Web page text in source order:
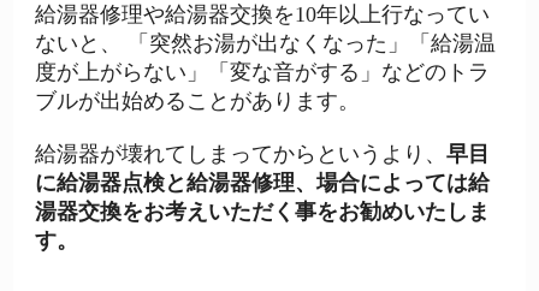
給湯器修理や給湯器交換を10年以上行なってい
ないと、 「突然お湯が出なくなった」「給湯温
度が上がらない」「変な音がする」などのトラ
ブルが出始めることがあります。
給湯器が壊れてしまってからというより、 早目
に給湯器点検と給湯器修理、場合によっては給
湯器交換をお考えいただく事をお勧めいたしま
す。